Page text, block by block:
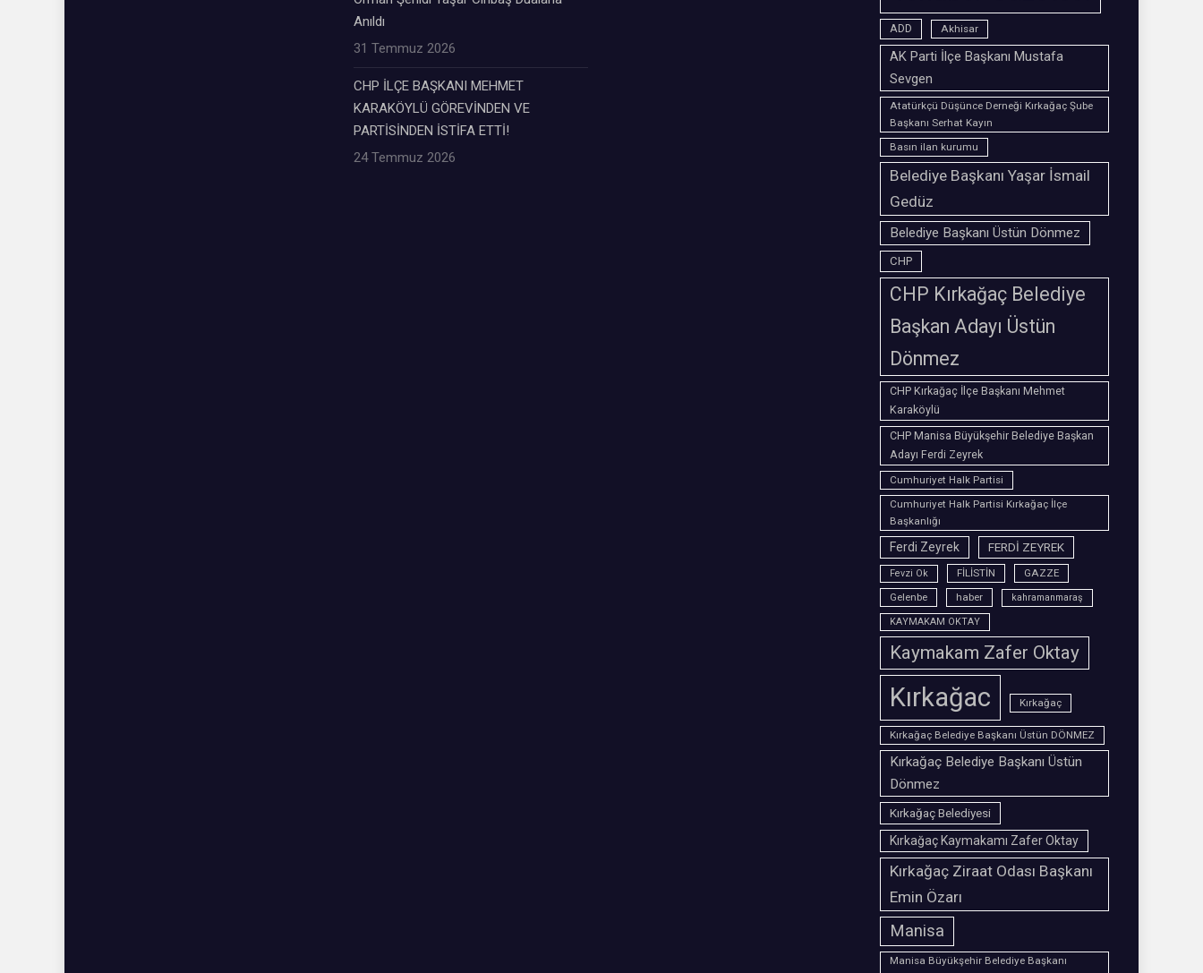
Anıldı
31 Temmuz 2026
CHP İLÇE BAŞKANI MEHMET
KARAKÖYLÜ GÖREVİNDEN VE
PARTİSİNDEN İSTİFA ETTİ!
24 Temmuz 2026
ADD Akhisar
AK Parti İlçe Başkanı Mustafa
Sevgen
Atatürkçü Düşünce Derneği Kırkağaç Şube
Başkanı Serhat Kayın
Basın ilan kurumu
Belediye Başkanı Yaşar İsmail
Gedüz
Belediye Başkanı Üstün Dönmez
CHP
CHP Kırkağaç Belediye
Başkan Adayı Üstün
Dönmez
CHP Kırkağaç İlçe Başkanı Mehmet
Karaköylü
CHP Manisa Büyükşehir Belediye Başkan
Adayı Ferdi Zeyrek
Cumhuriyet Halk Partisi
Cumhuriyet Halk Partisi Kırkağaç İlçe
Başkanlığı
Ferdi Zeyrek FERDİ ZEYREK
Fevzi Ok FİLİSTİN
GAZZE
Gelenbe
haber kahramanmaraş
KAYMAKAM OKTAY
Kaymakam Zafer Oktay
Kırkağac Kırkağaç
Kırkağaç Belediye Başkanı Üstün DÖNMEZ
Kırkağaç Belediye Başkanı Üstün
Dönmez
Kırkağaç Belediyesi
Kırkağaç Kaymakamı Zafer Oktay
Kırkağaç Ziraat Odası Başkanı
Emin Özarı
Manisa
Manisa Büyükşehir Belediye Başkanı